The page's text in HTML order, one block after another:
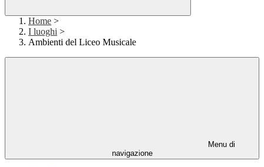
Home >
I luoghi >
Ambienti del Liceo Musicale
Menu di
navigazione